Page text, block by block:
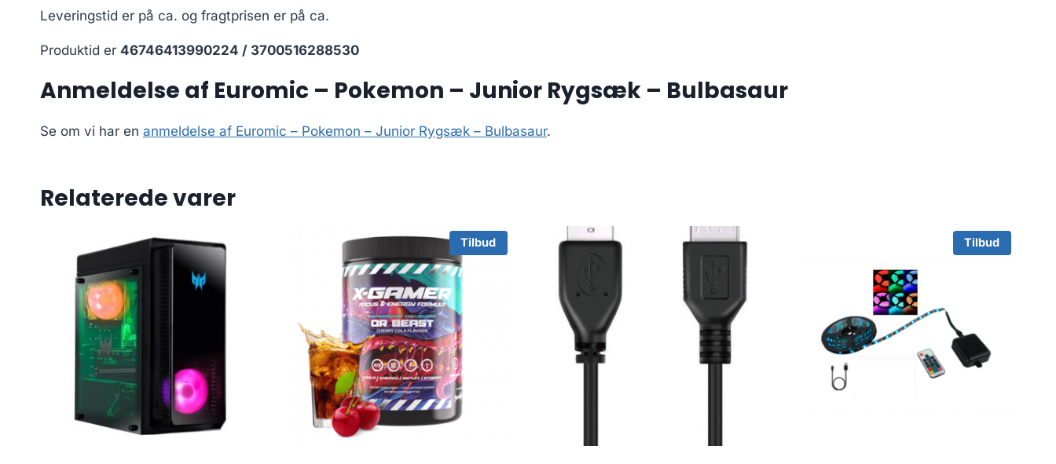
Leveringstid er på ca. og fragtprisen er på ca.
Produktid er 46746413990224 / 3700516288530
Anmeldelse af Euromic – Pokemon – Junior Rygsæk – Bulbasaur
Se om vi har en anmeldelse af Euromic – Pokemon – Junior Rygsæk – Bulbasaur.
Relaterede varer
Tilbud Tilbud